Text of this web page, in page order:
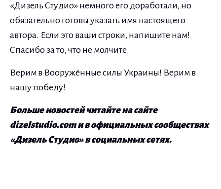
«Дизель Студио» немного его доработали, но
обязательно готовы указать имя настоящего
автора. Если это ваши строки, напишите нам!
Спасибо за то, что не молчите.
Верим в Вооружённые силы Украины! Верим в
нашу победу!
Больше новостей читайте на сайте
dizelstudio.com и в официальных сообществах
«Дизель Студио» в социальных сетях.